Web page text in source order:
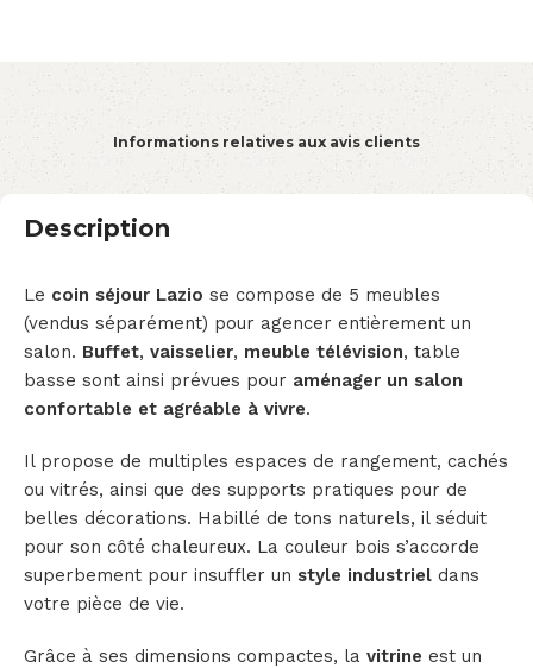
Informations relatives aux avis clients
Description
Le coin séjour Lazio se compose de 5 meubles
(vendus séparément) pour agencer entièrement un
salon. Buffet, vaisselier, meuble télévision, table
basse sont ainsi prévues pour aménager un salon
confortable et agréable à vivre.
Il propose de multiples espaces de rangement, cachés
ou vitrés, ainsi que des supports pratiques pour de
belles décorations. Habillé de tons naturels, il séduit
pour son côté chaleureux. La couleur bois s’accorde
superbement pour insuffler un style industriel dans
votre pièce de vie.
Grâce à ses dimensions compactes, la vitrine est un